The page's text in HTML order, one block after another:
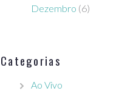
Dezembro (6)
Categorias
Ao Vivo